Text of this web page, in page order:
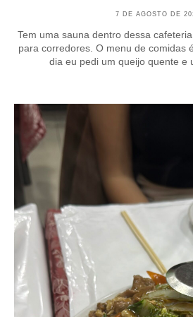
7 DE AGOSTO DE
Tem uma sauna dentro dessa
para corredores. O menu de comidas
dia eu pedi um queijo quente e